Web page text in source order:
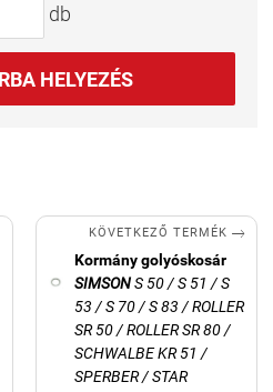
db
HELYEZÉS
KÖVETKEZŐ TERMÉK 
Kormány golyóskosár
SIMSONS 50 / S 51 / S
53 / S 70 / S 83 / ROLLER
SR 50 / ROLLER SR 80 /
SCHWALBE KR 51 /
SPERBER / STAR